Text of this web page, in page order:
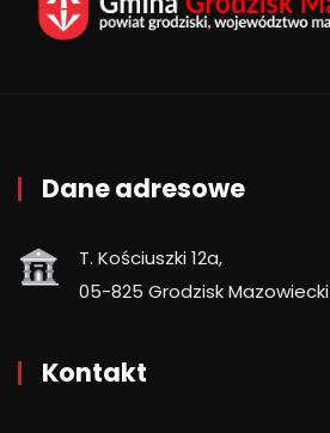
Dane adresowe
T. Kościuszki 12a,
05-825 Grodzisk Mazowiecki
Kontakt